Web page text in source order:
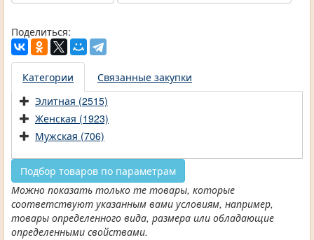
Поделиться:
Категории
Связанные закупки
Элитная (2515)
Женская (1923)
Мужская (706)
Подбор товаров по параметрам
Можно показать только те товары, которые
соответствуют указанным вами условиям, например,
товары определенного вида, размера или обладающие
определенными свойствами.